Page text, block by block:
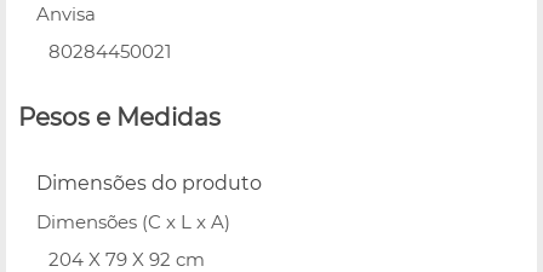
Anvisa
80284450021
Pesos e Medidas
Dimensões do produto
Dimensões (C x L x A)
204 X 79 X 92 cm